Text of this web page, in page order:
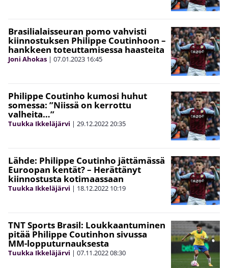
Brasilialaisseuran pomo vahvisti
kiinnostuksen Philippe Coutinhoon –
hankkeen toteuttamisessa haasteita
Joni Ahokas | 07.01.2023 16:45
Philippe Coutinho kumosi huhut
somessa: ”Niissä on kerrottu
valheita…”
Tuukka Ikkeläjärvi | 29.12.202220:35
Lähde: Philippe Coutinho jättämässä
Euroopan kentät? – Herättänyt
kiinnostusta kotimaassaan
Tuukka Ikkeläjärvi | 18.12.2022 10:19
TNT Sports Brasil: Loukkaantuminen
pitää Philippe Coutinhon sivussa
MM-lopputurnauksesta
Tuukka Ikkeläjärvi | 07.11.202208:30